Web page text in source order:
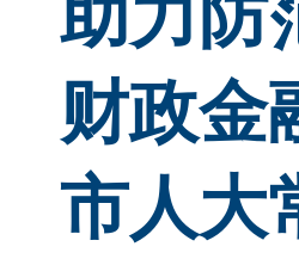
助力防
财政金
市人大